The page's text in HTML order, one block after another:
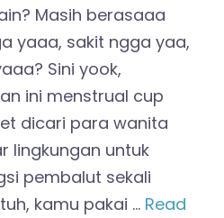
Masih berasaaa
yaaa, sakit ngga yaa,
Sini yook,
ini menstrual cup
dicari para wanita
lingkungan untuk
pembalut sekali
kamu pakai … Read